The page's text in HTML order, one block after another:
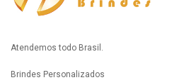
Atendemos todo Brasil.
Brindes Personalizados